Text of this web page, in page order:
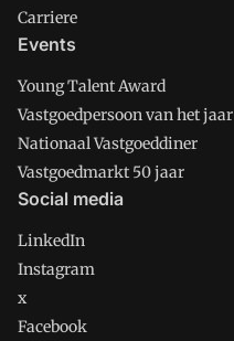
Carriere
Events
Young Talent Award
Vastgoedpersoon van het jaar
Nationaal Vastgoeddiner
Vastgoedmarkt 50 jaar
Social media
LinkedIn
Instagram
x
Facebook